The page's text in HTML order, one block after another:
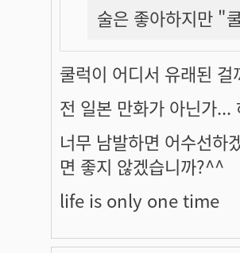
술은 좋아하지만 "
쿨럭이 어디서 유래된 걸
전 일본 만화가 아닌가...
너무 남발하면 어수선하
면 좋지 않겠습니까?^^
life is only one time